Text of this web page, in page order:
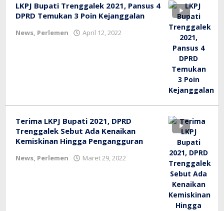
LKPJ Bupati Trenggalek 2021, Pansus 4
DPRD Temukan 3 Poin Kejanggalan
News, Perlemen April 12, 2022
Terima LKPJ Bupati 2021, DPRD
Trenggalek Sebut Ada Kenaikan
Kemiskinan Hingga Pengangguran
News, Perlemen Maret 29, 2022